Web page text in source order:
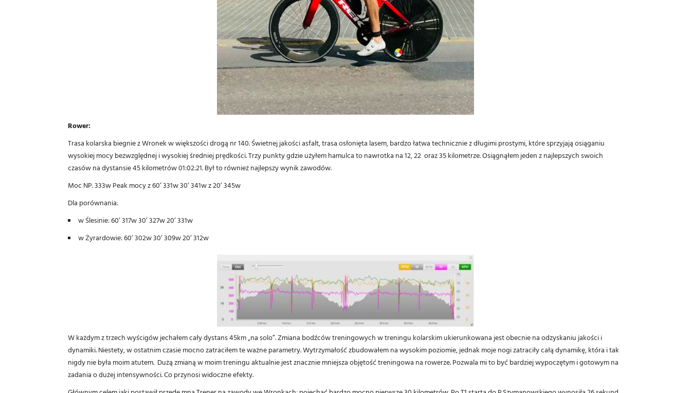
Rower:
Trasa kolarska biegnie z Wronek w większości drogą nr 140. Świetnej jakości asfalt, trasa osłonięta lasem, bardzo łatwa technicznie z długimi prostymi, które sprzyjają osiąganiu
wysokiej mocy bezwzględnej i wysokiej średniej prędkości. Trzy punkty gdzie użyłem hamulca to nawrotka na 12, 22 oraz 35 kilometrze. Osiągnąłem jeden z najlepszych swoich
czasów na dystansie 45 kilometrów 01:02:21. Był to również najlepszy wynik zawodów.
Moc NP. 333w Peak mocy z 60’ 331w 30’ 341w z 20’ 345w
Dla porównania:
w Ślesinie: 60’ 317w 30’ 327w 20’ 331w
w Żyrardowie: 60’ 302w 30’ 309w 20’ 312w
W każdym z trzech wyścigów jechałem cały dystans 45km „na solo”. Zmiana bodźców treningowych w treningu kolarskim ukierunkowana jest obecnie na odzyskaniu jakości i
dynamiki. Niestety, w ostatnim czasie mocno zatraciłem te ważne parametry. Wytrzymałość zbudowałem na wysokim poziomie, jednak moje nogi zatraciły całą dynamikę, która i tak
nigdy nie była moim atutem. Dużą zmianą w moim treningu aktualnie jest znacznie mniejsza objętość treningowa na rowerze. Pozwala mi to być bardziej wypoczętym i gotowym na
zadania o dużej intensywności. Co przynosi widoczne efekty.